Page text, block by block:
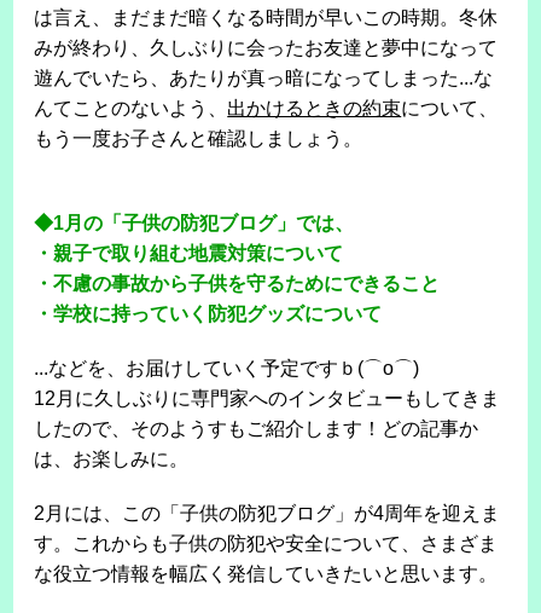
は言え、まだまだ暗くなる時間が早いこの時期。冬休
みが終わり、久しぶりに会ったお友達と夢中になって
遊んでいたら、あたりが真っ暗になってしまった...な
んてことのないよう、 出かけるときの約束について、
もう一度お子さんと確認しましょう。
◆1月の「子供の防犯ブログ」では、
・親子で取り組む地震対策について
・不慮の事故から子供を守るためにできること
・学校に持っていく防犯グッズについて
...などを、お届けしていく予定ですｂ(⌒o⌒)
12月に久しぶりに専門家へのインタビューもしてきま
したので、そのようすもご紹介します！どの記事か
は、お楽しみに。
2月には、この「子供の防犯ブログ」が4周年を迎えま
す。これからも子供の防犯や安全について、さまざま
な役立つ情報を幅広く発信していきたいと思います。